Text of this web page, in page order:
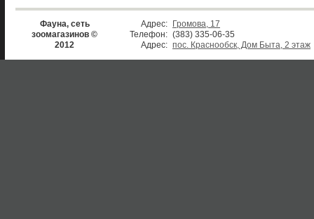
Фауна, сеть
зоомагазинов ©
2012
Адрес:
Громова, 17
Телефон: (383) 335-06-35
Адрес: пос. Краснообск, Дом Быта, 2 этаж